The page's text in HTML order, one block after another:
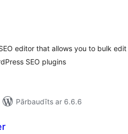
editor that allows you to bulk edit
SEO plugins
Pārbaudīts ar 6.6.6